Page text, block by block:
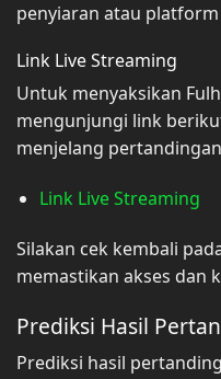
penyiaran atau
Link Live Streaming
Untuk menyaksikan
mengunjungi link
menjelang
Link Live Streaming
Silakan cek kembali
memastikan akses dan
Prediksi Hasil
Prediksi hasil